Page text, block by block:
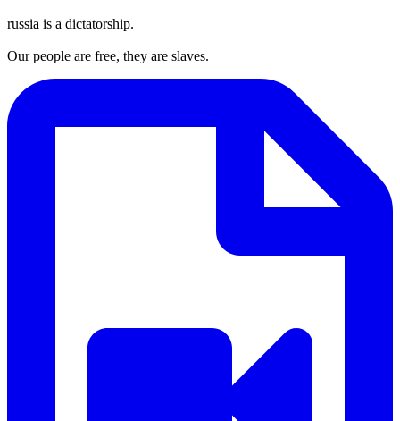
russia is a dictatorship.
Our people are free, they are slaves.